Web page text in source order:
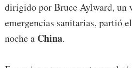
dirigido por Bruce Aylward, un
emergencias sanitarias, partió
noche a China.